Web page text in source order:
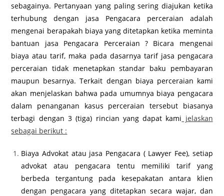
sebagainya. Pertanyaan yang paling sering diajukan ketika
terhubung dengan jasa Pengacara perceraian adalah
mengenai berapakah biaya yang ditetapkan ketika meminta
bantuan jasa Pengacara Perceraian ? Bicara mengenai
biaya atau tarif, maka pada dasarnya tarif jasa pengacara
perceraian tidak menetapkan standar baku pembayaran
maupun besarnya. Terkait dengan biaya perceraian kami
akan menjelaskan bahwa pada umumnya biaya pengacara
dalam penanganan kasus perceraian tersebut biasanya
terbagi dengan 3 (tiga) rincian yang dapat kami jelaskan
sebagai berikut :
Biaya Advokat atau jasa Pengacara ( Lawyer Fee), setiap
advokat atau pengacara tentu memiliki tarif yang
berbeda tergantung pada kesepakatan antara klien
dengan pengacara yang ditetapkan secara wajar, dan